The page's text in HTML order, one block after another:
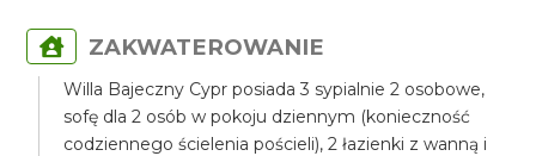
ZAKWATEROWANIE
Willa Bajeczny Cypr posiada 3 sypialnie 2 osobowe,
sofę dla 2 osób w pokoju dziennym (konieczność
codziennego ścielenia pościeli), 2 łazienki z wanną i